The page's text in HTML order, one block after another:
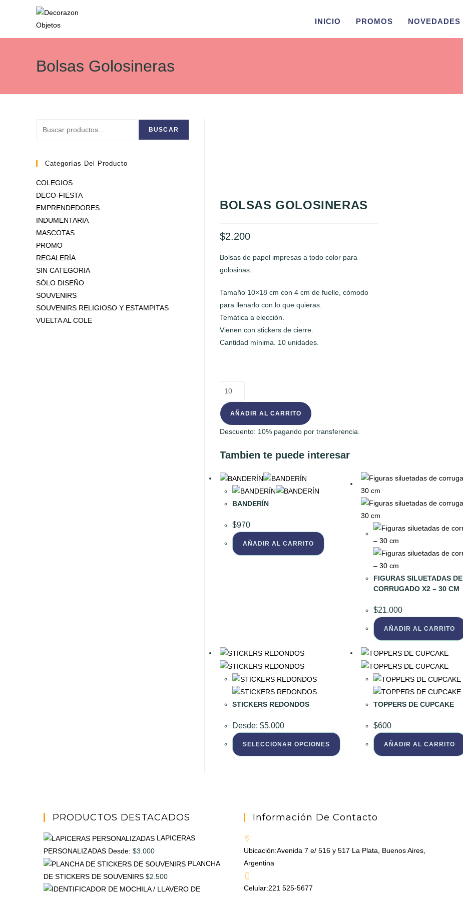
INICIO PROMOS NOVEDADES
Bolsas Golosineras
BOLSAS GOLOSINERAS
$2.200
Bolsas de papel impresas a todo color para
golosinas.
Tamaño 10×18 cm con 4 cm de fuelle, cómodo
para llenarlo con lo que quieras.
Temática a elección.
Vienen con stickers de cierre.
Cantidad mínima. 10 unidades.
Bolsas
cantidad
AÑADIR AL CARRITO
Descuento: 10% pagando por transferencia.
Tambien te puede interesar
BANDERÍN
$970
AÑADIR AL CARRITO
FIGURAS SILUETADAS DE
CORRUGADO X2 – 30 CM
$21.000
AÑADIR AL CARRITO
STICKERS REDONDOS
Desde: $5.000
SELECCIONAR OPCIONES
Este
producto
opciones
elegir
TOPPERS DE CUPCAKE
$600
AÑADIR AL CARRITO
BUSCAR
Categorías Del Producto
COLEGIOS
DECO-FIESTA
EMPRENDEDORES
INDUMENTARIA
MASCOTAS
PROMO
REGALERÍA
SIN CATEGORIA
SÓLO DISEÑO
SOUVENIRS
SOUVENIRS RELIGIOSO Y ESTAMPITAS
VUELTA AL COLE
PRODUCTOS DESTACADOS
LAPICERAS
PERSONALIZADAS Desde: $3.000
PLANCHA
DE STICKERS DE SOUVENIRS $2.500
Información De Contacto
Ubicación:Avenida 7 e/ 516 y 517 La Plata, Buenos Aires,
Argentina
Celular:221 525-5677